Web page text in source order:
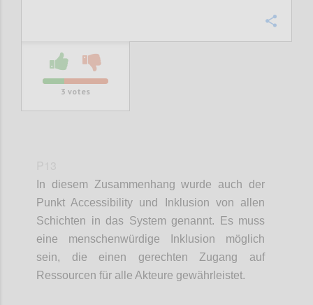
3 votes
In diesem Zusammenhang wurde auch der
PunktAccessibility und Inklusion von allen
Schichten in das System genannt. Es muss
eine menschenwürdige Inklusion möglich
sein, d ie einen gerechten Zugang auf
Ressourcen für alle Akteure gewährleistet.